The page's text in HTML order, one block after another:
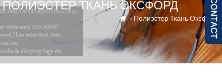
ПОЛИЭСТЕР ТКАНЬ ОКСФОРД
 » Полиэстер Ткань Оксфорд